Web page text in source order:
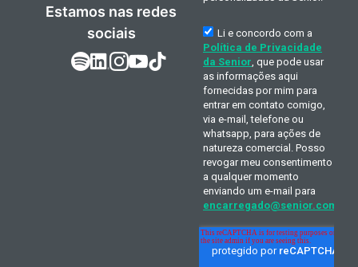
Estamos nas redes
sociais